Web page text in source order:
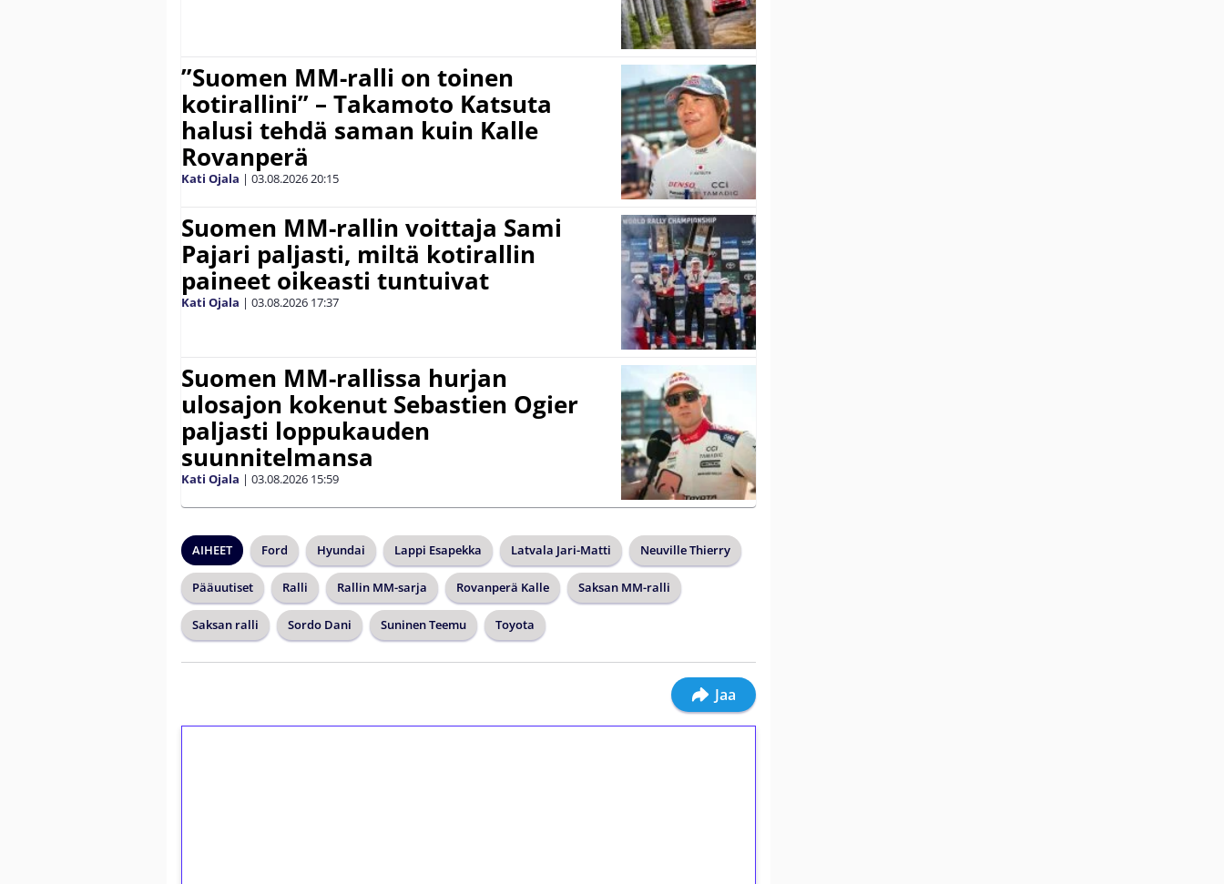
”Suomen MM-ralli on toinen
kotirallini” – Takamoto Katsuta
halusi tehdä saman kuin Kalle
Rovanperä
Kati Ojala | 03.08.202620:15
Suomen MM-rallin voittaja Sami
Pajari paljasti, miltä kotirallin
paineet oikeasti tuntuivat
Kati Ojala | 03.08.2026 17:37
Suomen MM-rallissa hurjan
ulosajon kokenut Sebastien Ogier
paljasti loppukauden
suunnitelmansa
Kati Ojala | 03.08.2026 15:59
AIHEET Ford Hyundai Lappi Esapekka Latvala Jari-Matti Neuville Thierry
Pääuutiset Ralli Rallin MM-sarja Rovanperä Kalle Saksan MM-ralli
Saksan ralli Sordo Dani Suninen Teemu Toyota
Jaa